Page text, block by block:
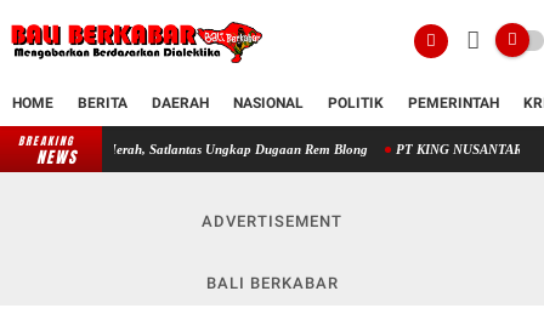
HOME BERITA DAERAH NASIONAL POLITIK PEMERINTAH
BREAKING
NEWS
Satlantas Ungkap Dugaan Rem Blong PT KING NUSANTARA Paparkan Proyek
ADVERTISEMENT
BALI BERKABAR